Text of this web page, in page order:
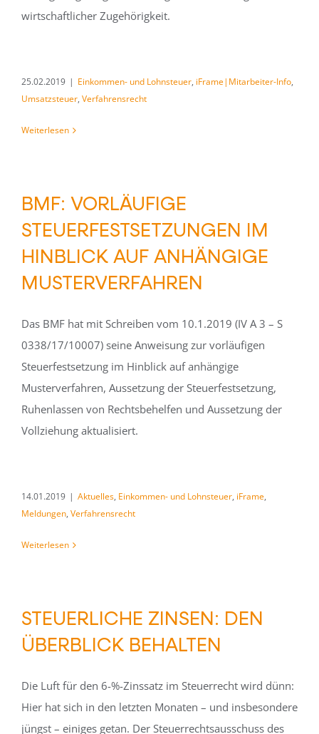
wirtschaftlicher Zugehörigkeit.
25.02.2019 | Einkommen- und Lohnsteuer, iFrame|Mitarbeiter-Info,
Umsatzsteuer, Verfahrensrecht
Weiterlesen
BMF: VORLÄUFIGE
STEUERFESTSETZUNGEN IM
HINBLICK AUF ANHÄNGIGE
MUSTERVERFAHREN
Das BMF hat mit Schreiben vom 10.1.2019 (IV A 3 – S
0338/17/10007) seine Anweisung zur vorläufigen
Steuerfestsetzung im Hinblick auf anhängige
Musterverfahren, Aussetzung der Steuerfestsetzung,
Ruhenlassen von Rechtsbehelfen und Aussetzung der
Vollziehung aktualisiert.
14.01.2019 | Aktuelles, Einkommen- und Lohnsteuer, iFrame,
Meldungen, Verfahrensrecht
Weiterlesen
STEUERLICHE ZINSEN: DEN
ÜBERBLICK BEHALTEN
Die Luft für den 6-%-Zinssatz im Steuerrecht wird dünn:
Hier hat sich in den letzten Monaten – und insbesondere
jüngst – einiges getan. Der Steuerrechtsausschuss des